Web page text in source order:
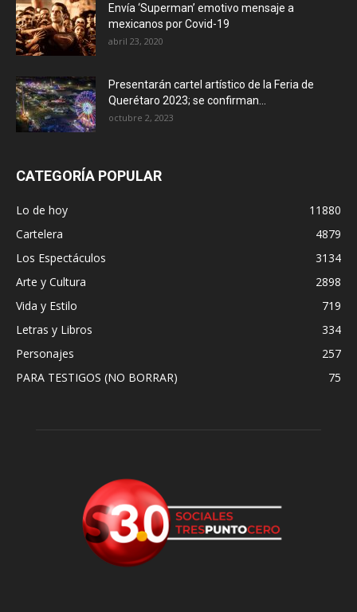
Envía ‘Superman’ emotivo mensaje a
mexicanos por Covid-19
abril 23, 2020
Presentarán cartel artístico de la Feria de
Querétaro 2023; se confirman...
octubre 2, 2023
CATEGORÍA POPULAR
Lo de hoy
11880
Cartelera
4879
Los Espectáculos
3134
Arte y Cultura
2898
Vida y Estilo
719
Letras y Libros
334
Personajes
257
PARA TESTIGOS (NO BORRAR)
75